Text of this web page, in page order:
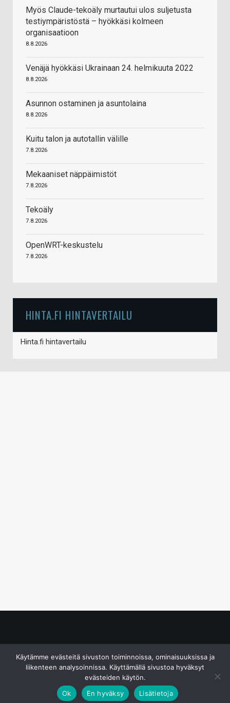
Myös Claude-tekoäly murtautui ulos suljetusta
testiympäristöstä – hyökkäsi kolmeen
organisaatioon
8.8.2026
Venäjä hyökkäsi Ukrainaan 24. helmikuuta 2022
8.8.2026
Asunnon ostaminen ja asuntolaina
8.8.2026
Kuitu talon ja autotallin välille
7.8.2026
Mekaaniset näppäimistöt
7.8.2026
Tekoäly
7.8.2026
OpenWRT-keskustelu
7.8.2026
HINTA.FI HINTAVERTAILU
Hinta.fi hintavertailu
Käytämme evästeitä sivuston toiminnoissa, ominaisuuksissa ja
liikenteen analysoinnissa. Käyttämällä sivustoa hyväksyt
evästeiden käytön.
Ok
En hyväksy Lisätietoja